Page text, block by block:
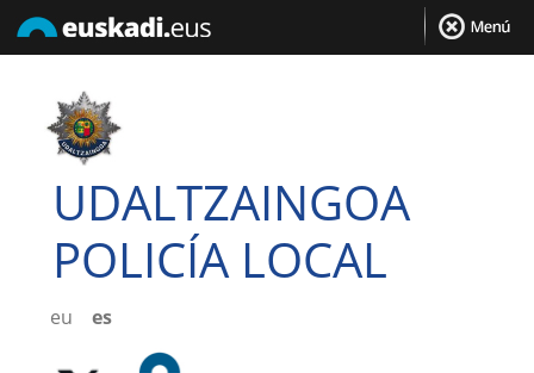
UDALTZAINGOA
POLICÍA LOCAL
eu es